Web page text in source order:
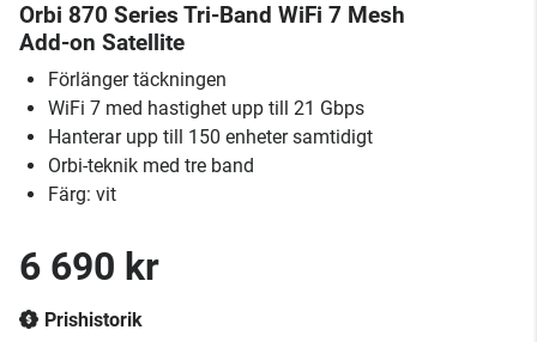
Orbi 870 Series Tri-Band WiFi 7 Mesh
Add-on Satellite
Förlänger täckningen
WiFi 7 med hastighet upp till 21 Gbps
Hanterar upp till 150 enheter samtidigt
Orbi-teknik med tre band
Färg: vit
6 690 kr
Prishistorik